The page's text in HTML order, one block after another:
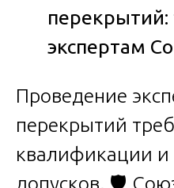
перекрытий:
экспертам
Проведение
перекрытий
квалификации и
допусков. 🛡️